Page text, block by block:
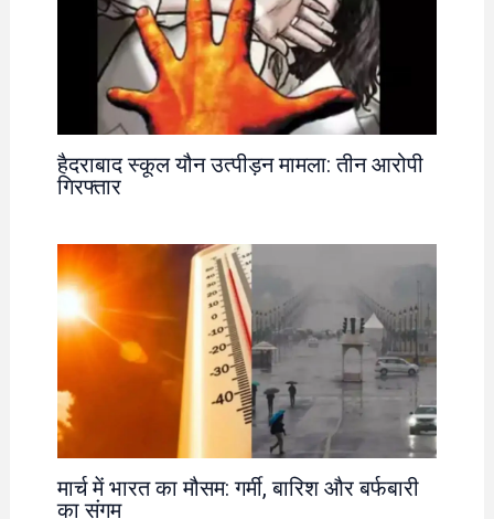
हैदराबाद स्कूल यौन उत्पीड़न मामला: तीन आरोपी
गिरफ्तार
मार्च में भारत का मौसम: गर्मी, बारिश और बर्फबारी
का संगम